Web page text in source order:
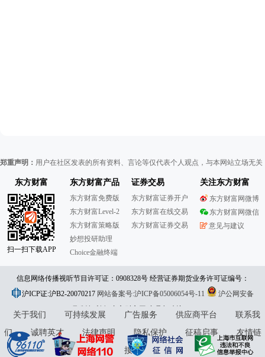
郑重声明： 用户在社区发表的所有资料、言论等仅代表个人观点，与本网站立场无
东方财富
扫一扫下载APP
东方财富产品
东方财富免费版
东方财富Level-2
东方财富策略版
妙想投研助理
Choice金融终端
证券交易
东方财富证券开户
东方财富在线交易
东方财富证券交易
关注东方财富
东方财富网微博
东方财富网微信
意见与建议
信息网络传播视听节目许可证：0908328号 经营证券期货业务许可证编号：
913101046312860336 违法和不良信息举报:021-61278686 举报邮箱：
jubao@eastmoney.com
沪ICP证:沪B2-20070217 网站备案号:沪ICP备05006054号-11
沪公网安备
31010402000120号版权所有:东方财富网意见与建议:4000300059/952500
关于我们 可持续发展 广告服务 供应商平台
联系我
们
诚聘英才 法律声明 隐私保护 征稿启事
友情链
接